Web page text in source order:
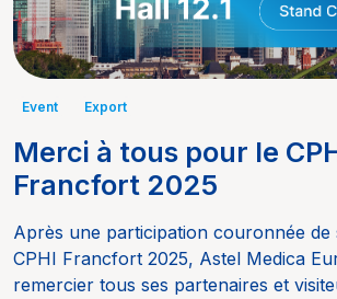
Event Export
Merci à tous pour le
Francfort 2025
Après une participation couronnée de
CPHI Francfort 2025, Astel Medica
remercier tous ses partenaires et